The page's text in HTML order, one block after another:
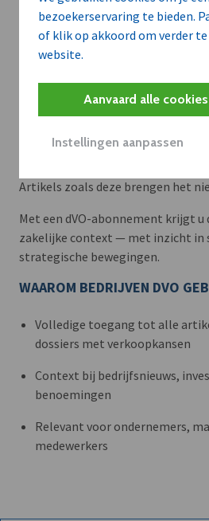
bezoekerservaring te bieden.
of klik op akkoord om verder te
website.
Aanvaard alle cookies
Instellingen aanpassen
Meer context.
Artikels zoals deze brengen het
Met een dVO-abonnement krijgt u
zakelijke context — met inzicht in
strategische bewegingen.
WAAROM BEDRIJVEN DVO
Volledige toegang tot alle
dossiers met verkoopkansen
Context bij bedrijfsnieuws,
benoemingen
Relevant voor ondernemers,
medewerkers